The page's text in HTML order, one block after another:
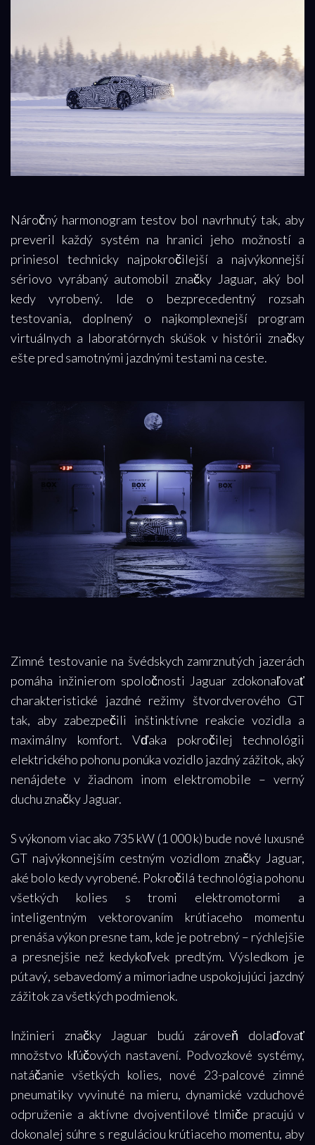
Náročný harmonogram testov bol navrhnutý tak, aby
preveril každý systém na hranici jeho možností a
priniesol technicky najpokročilejší a najvýkonnejší
sériovo vyrábaný automobil značky Jaguar, aký bol
kedy vyrobený. Ide o bezprecedentný rozsah
testovania, doplnený o najkomplexnejší program
virtuálnych a laboratórnych skúšok v histórii značky
ešte pred samotnými jazdnými testami na ceste.
Zimné testovanie na švédskych zamrznutých jazerách
pomáha inžinierom spoločnosti Jaguar zdokonaľovať
charakteristické jazdné režimy štvordverového GT
tak, aby zabezpečili inštinktívne reakcie vozidla a
maximálny komfort. Vďaka pokročilej technológii
elektrického pohonu ponúka vozidlo jazdný zážitok, aký
nenájdete v žiadnom inom elektromobile – verný
duchu značky Jaguar.
S výkonom viac ako 735 kW (1 000 k) bude nové luxusné
GT najvýkonnejším cestným vozidlom značky Jaguar,
aké bolo kedy vyrobené. Pokročilá technológia pohonu
všetkých kolies s tromi elektromotormi a
inteligentným vektorovaním krútiaceho momentu
prenáša výkon presne tam, kde je potrebný – rýchlejšie
a presnejšie než kedykoľvek predtým. Výsledkom je
pútavý, sebavedomý a mimoriadne uspokojujúci jazdný
zážitok za všetkých podmienok.
Inžinieri značky Jaguar budú zároveň dolaďovať
množstvo kľúčových nastavení. Podvozkové systémy,
natáčanie všetkých kolies, nové 23-palcové zimné
pneumatiky vyvinuté na mieru, dynamické vzduchové
odpruženie a aktívne dvojventilové tlmiče pracujú v
dokonalej súhre s reguláciou krútiaceho momentu, aby